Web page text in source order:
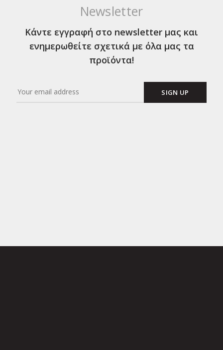
Newsletter
Κάντε εγγραφή στο newsletter μας και
ενημερωθείτε σχετικά με όλα μας τα
προϊόντα!